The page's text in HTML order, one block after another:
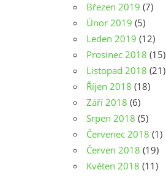
Březen 2019 (7)
Únor 2019 (5)
Leden 2019 (12)
Prosinec 2018 (15)
Listopad 2018 (21)
Říjen 2018 (18)
Září 2018 (6)
Srpen 2018 (5)
Červenec 2018 (1)
Červen 2018 (19)
Květen 2018 (11)